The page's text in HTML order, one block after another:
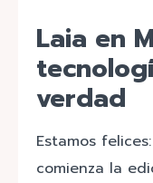
Laia en
verdad
Estamos
comienza la